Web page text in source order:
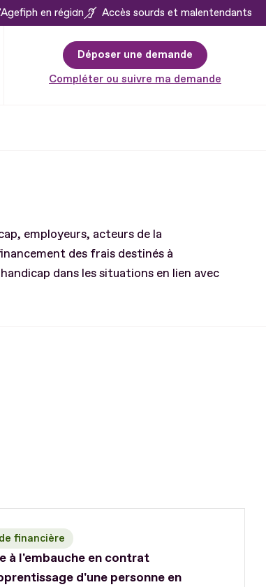
en région Accès sourds et malentendants
Déposer une demande
Compléter ou suivre ma demande
employeurs, acteurs de la
des frais destinés à
dans les situations en lien avec
à l'embauche en contrat
d'une personne en
financière